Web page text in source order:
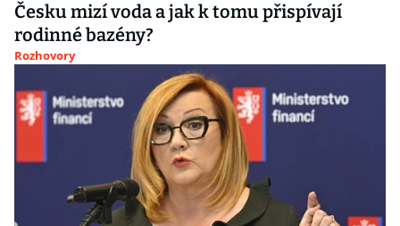
Česku mizí voda a jak k tomu přispívají
rodinné bazény?
Rozhovory